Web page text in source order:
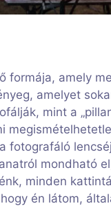
formája, amely
amelyet
mint a
fotografáló
mondható
minden
én látom,